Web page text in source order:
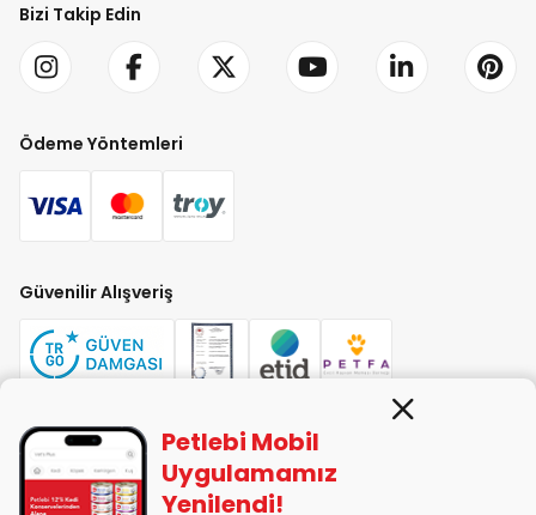
Bizi Takip Edin
Ödeme Yöntemleri
Güvenilir Alışveriş
PETLEBİ EVCİL HAYVAN ÜRÜNLERİ PAZ. SAN. TİC. LTD. ŞTİ. Alaşarköy Mah.
1. Alaşar Cad. No: 9 Osmangazi/Bursa
Petlebi Mobil
Uygulamamız
Yenilendi!